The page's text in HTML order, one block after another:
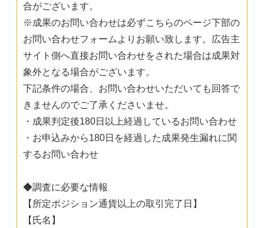
合がございます。
※成果のお問い合わせは必ずこちらのページ下部の
お問い合わせフォームよりお願い致します。広告主
サイト側へ直接お問い合わせをされた場合は成果対
象外となる場合がございます。
下記条件の場合、お問い合わせいただいても回答で
きませんのでご了承くださいませ。
・成果判定後180日以上経過しているお問い合わせ
・お申込みから180日を経過した成果発生漏れに関
するお問い合わせ
◆調査に必要な情報
【所定ポジション通貨以上の取引完了日】
【氏名】